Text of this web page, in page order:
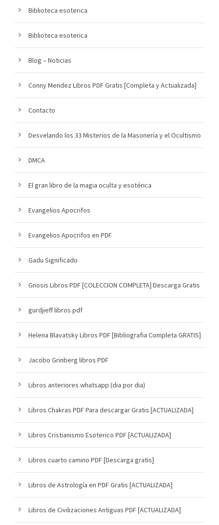
Biblioteca esoterica
Biblioteca esoterica
Blog – Noticias
Conny Mendez Libros PDF Gratis [Completa y Actualizada]
Contacto
Desvelando los 33 Misterios de la Masonería y el Ocultismo
DMCA
El gran libro de la magia oculta y esotérica
Evangelios Apocrifos
Evangelios Apocrifos en PDF
Gadu Significado
Gnosis Libros PDF [COLECCION COMPLETA] Descarga Gratis
gurdjieff libros pdf
Helena Blavatsky Libros PDF [Bibliografia Completa GRATIS]
Jacobo Grinberg libros PDF
Libros anteriores whatsapp (dia por dia)
Libros Chakras PDF Para descargar Gratis [ACTUALIZADA]
Libros Cristianismo Esoterico PDF [ACTUALIZADA]
Libros cuarto camino PDF [Descarga gratis]
Libros de Astrología en PDF Gratis [ACTUALIZADA]
Libros de Civilizaciones Antiguas PDF [ACTUALIZADA]